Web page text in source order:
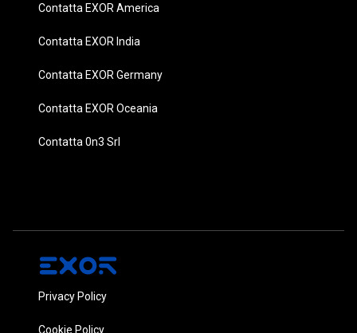
Contatta EXOR America
Contatta EXOR India
Contatta EXOR Germany
Contatta EXOR Oceania
Contatta 0n3 Srl
Privacy Policy
Cookie Policy